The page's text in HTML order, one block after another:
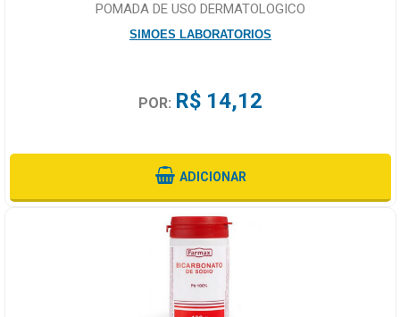
POMADA DE USO DERMATOLOGICO
SIMOES LABORATORIOS
POR: R$ 14,12
ADICIONAR